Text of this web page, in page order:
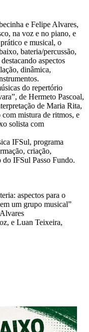
e Felipe Alvares,
na voz e no piano, e
e musical, o
bateria/percussão,
aspectos
dinâmica,
do repertório
de Hermeto Pascoal,
de Maria Rita,
mistura de ritmos, e
solista com
IFSul, programa
criação,
IFSul Passo Fundo.
aspectos para o
um grupo musical”
e Luan Teixeira,